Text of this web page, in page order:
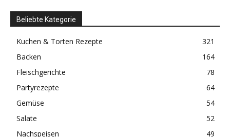
Beliebte Kategorie
Kuchen & Torten Rezepte
321
Backen
164
Fleischgerichte
78
Partyrezepte
64
Gemüse
54
Salate
52
Nachspeisen
49